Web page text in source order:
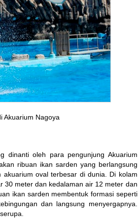
Akuarium Nagoya
dinanti oleh para pengunjung Akuarium
ribuan ikan sarden yang berlangsung
oval terbesar di dunia. Di kolam
30 meter dan kedalaman air 12 meter dan
ikan sarden membentuk formasi seperti
dan langsung menyergapnya.